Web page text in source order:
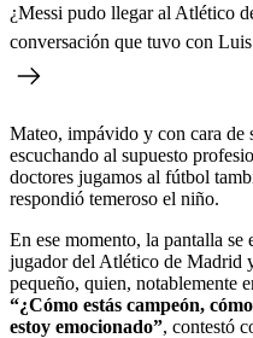
¿Messi pudo llegar al Atlético
conversación que tuvo con
Mateo, impávido y con cara de
escuchando al supuesto
doctores jugamos al fútbol
respondió temeroso el niño.
En ese momento, la pantalla
jugador del Atlético de Madrid
pequeño, quien, notablemente
“¿Cómo estás campeón,
estoy emocionado”, contestó